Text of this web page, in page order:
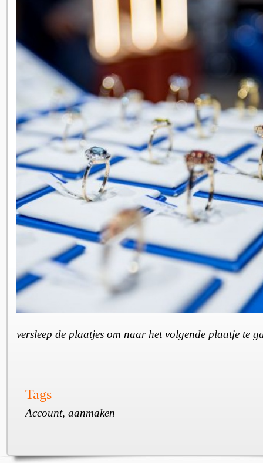
versleep de plaatjes om naar het volgende plaatje te
Tags
Account, aanmaken